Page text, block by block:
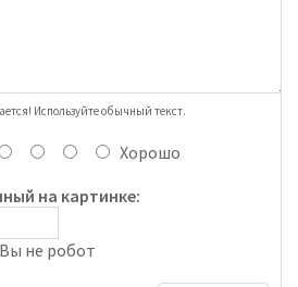
Используйте обычный текст.
Хорошо
на картинке: